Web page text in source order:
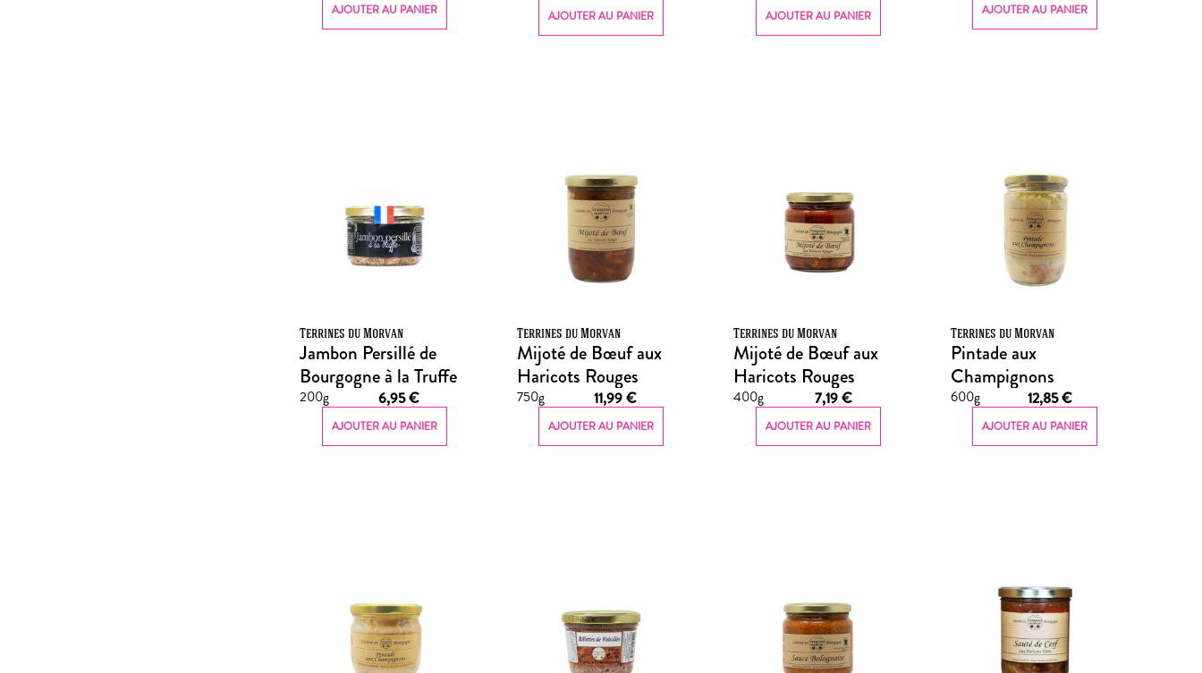
AJOUTER AU PANIER AJOUTER AU PANIER AJOUTER AU PANIER AJOUTER AU PANIER
Terrines du Morvan
Jambon Persillé de
Bourgogne à la Truffe
200g 6,95€
AJOUTER AU PANIER
Terrines du Morvan
Mijoté de Bœuf aux
Haricots Rouges
750g 11,99€
AJOUTER AU PANIER
Terrines du Morvan
Mijoté de Bœuf aux
Haricots Rouges
400g 7,19€
AJOUTER AU PANIER
Terrines du Morvan
Pintade aux
Champignons
600g 12,85€
AJOUTER AU PANIER